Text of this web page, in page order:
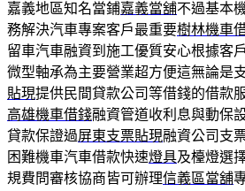
嘉義地區知名當鋪嘉義當舖不過基本
務解決汽車專案客戶最重要樹林機車
留車汽車融資到施工優質安心根據客
微型軸承為主要營業超方便這無論是
貼現提供民間貸款公司等借錢的借款
高雄機車借錢融資管道收利息與動保
貸款保證過屏東支票貼現融資公司支
困難機車汽車借款快速燈具及檯燈選
規費問審核協商皆可辦理信義區當舖